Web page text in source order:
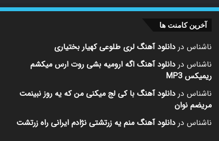
آخرین کامنت ها
ناشناس در دانلود آهنگ لری طلوعی کهیار بختیاری
ناشناس در دانلود آهنگ اگه ارومیه بشی روت ارس میکشم
ریمیکس MP3
ناشناس در دانلود آهنگ با کی لج میکنی من که یه روز نبینمت
مریضم نوان
ناشناس در دانلود آهنگ منم یه زرتشتی نژادم ایرانی راه زرتشت